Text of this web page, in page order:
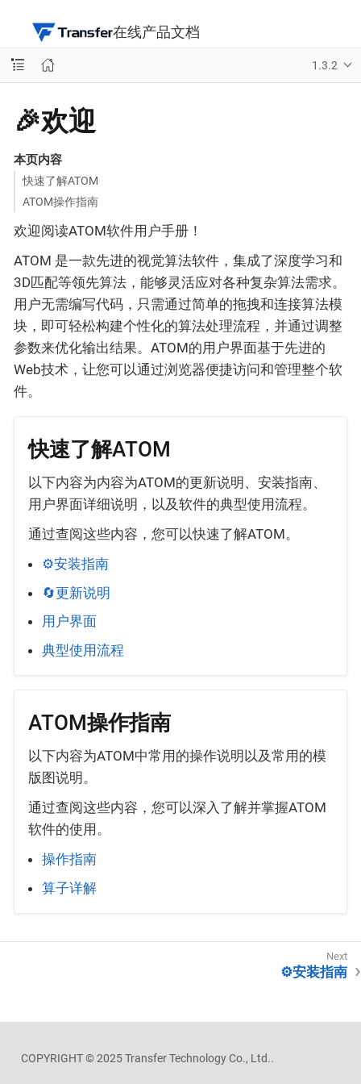
在线产品文档
1.3.2
🎉欢迎
本页内容
快速了解ATOM
ATOM操作指南
欢迎阅读ATOM软件用户手册！
ATOM 是一款先进的视觉算法软件，集成了深度学习和
3D匹配等领先算法，能够灵活应对各种复杂算法需求。
用户无需编写代码，只需通过简单的拖拽和连接算法模
块，即可轻松构建个性化的算法处理流程，并通过调整
参数来优化输出结果。ATOM的用户界面基于先进的
Web技术，让您可以通过浏览器便捷访问和管理整个软
件。
快速了解ATOM
以下内容为内容为ATOM的更新说明、安装指南、
用户界面详细说明，以及软件的典型使用流程。
通过查阅这些内容，您可以快速了解ATOM。
⚙️安装指南
🔄更新说明
用户界面
典型使用流程
ATOM操作指南
以下内容为ATOM中常用的操作说明以及常用的模
版图说明。
通过查阅这些内容，您可以深入了解并掌握ATOM
软件的使用。
操作指南
算子详解
⚙️安装指南
COPYRIGHT © 2025 Transfer Technology Co., Ltd..